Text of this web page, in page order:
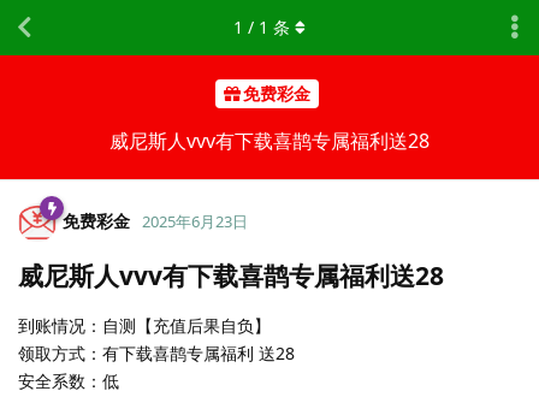
免费彩金
威尼斯人vvv有下载喜鹊专属福利送28
1 / 1 条
免费彩金 2025年6月23日
威尼斯人vvv有下载喜鹊专属福利送28
到账情况：自测【充值后果自负】
领取方式：有下载喜鹊专属福利 送28
安全系数：低